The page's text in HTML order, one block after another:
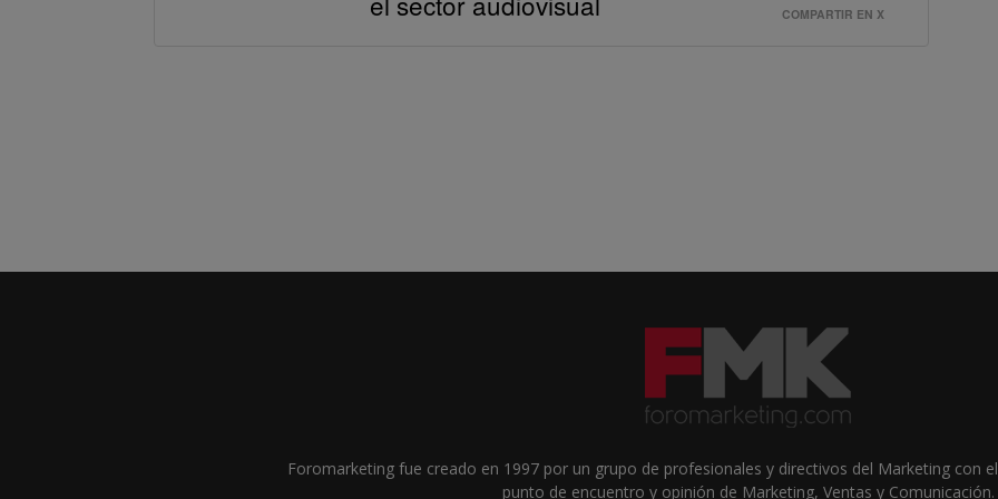
COMPARTIR EN X
Foromarketing fue creado en 1997 por un grupo de profesionales y directivos del Marketing con
punto de encuentro y opinión de Marketing, Ventas y Comunicación.